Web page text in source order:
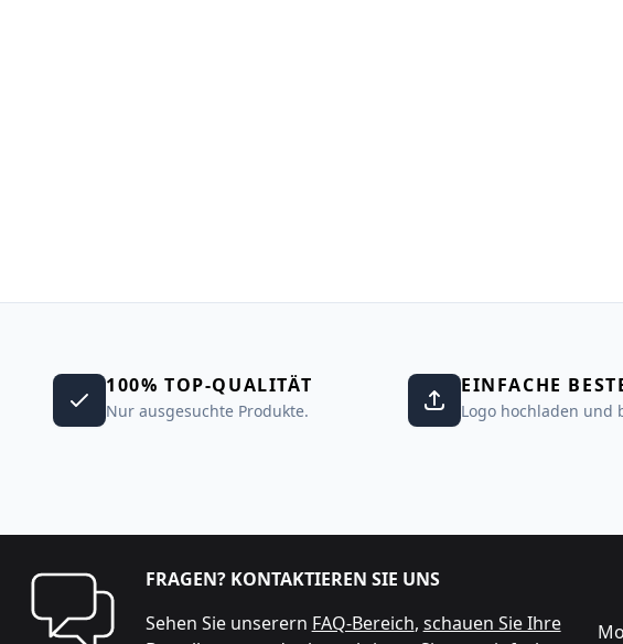
100% TOP-QUALITÄT
Nur ausgesuchte Produkte.
EINFACHE
Logo hochladen und
FRAGEN? KONTAKTIEREN SIE UNS
Sehen Sie unserern FAQ-Bereich, schauen Sie Ihre